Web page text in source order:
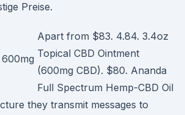
Preise.
Apart from $83. 4.84. 3.4oz
Topical CBD Ointment
(600mg CBD). $80. Ananda
Full Spectrum Hemp-CBD Oil
they transmit messages to